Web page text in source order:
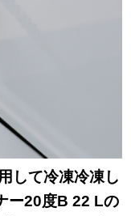
して冷凍冷凍し
ー20度B 22 Lの